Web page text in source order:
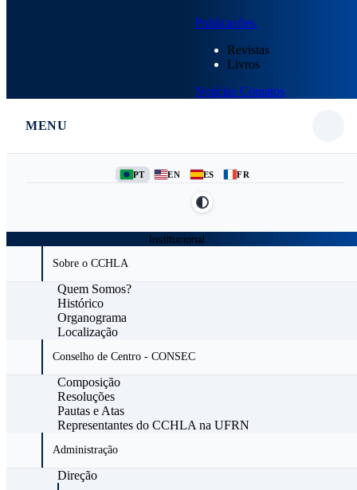
Publicações
Revistas
Livros
Notícias Contatos
MENU
PT EN ES FR
Institucional
Sobre o CCHLA
Quem Somos?
Histórico
Organograma
Localização
Conselho de Centro - CONSEC
Composição
Resoluções
Pautas e Atas
Representantes do CCHLA na UFRN
Administração
Direção